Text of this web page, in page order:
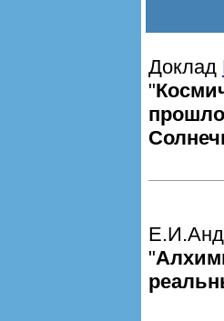
Доклад
"
"